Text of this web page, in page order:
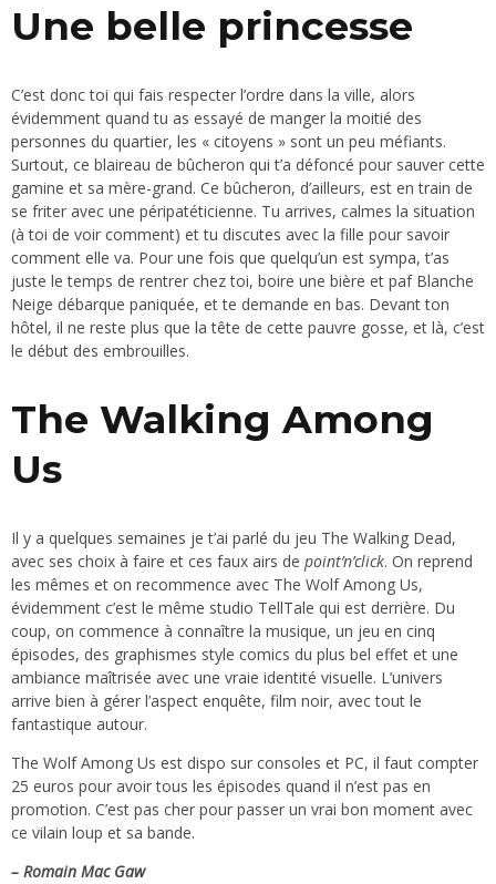
Une belle princesse
C’est donc toi qui fais respecter l’ordre dans la ville, alors
évidemment quand tu as essayé de manger la moitié des
personnes du quartier, les « citoyens » sont un peu méfiants.
Surtout, ce blaireau de bûcheron qui t’a défoncé pour sauver cette
gamine et sa mère-grand. Ce bûcheron, d’ailleurs, est en train de
se friter avec une péripatéticienne. Tu arrives, calmes la situation
(à toi de voir comment) et tu discutes avec la fille pour savoir
comment elle va. Pour une fois que quelqu’un est sympa, t’as
juste le temps de rentrer chez toi, boire une bière et paf Blanche
Neige débarque paniquée, et te demande en bas. Devant ton
hôtel, il ne reste plus que la tête de cette pauvre gosse, et là, c’est
le début des embrouilles.
The Walking Among
Us
Il y a quelques semaines je t’ai parlé du jeu The Walking Dead,
avec ses choix à faire et ces faux airs de point’n’click. On reprend
les mêmes et on recommence avec The Wolf Among Us,
évidemment c’est le même studio TellTale qui est derrière. Du
coup, on commence à connaître la musique, un jeu en cinq
épisodes, des graphismes style comics du plus bel effet et une
ambiance maîtrisée avec une vraie identité visuelle. L’univers
arrive bien à gérer l’aspect enquête, film noir, avec tout le
fantastique autour.
The Wolf Among Us est dispo sur consoles et PC, il faut compter
25 euros pour avoir tous les épisodes quand il n’est pas en
promotion. C’est pas cher pour passer un vrai bon moment avec
ce vilain loup et sa bande.
– Romain Mac Gaw